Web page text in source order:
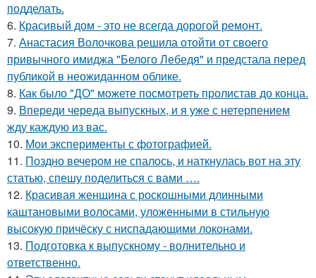
подделать.
6. Красивый дом - это не всегда дорогой ремонт.
7. Анастасия Волочкова решила отойти от своего
привычного имиджа "Белого Лебедя" и предстала перед
публикой в неожиданном облике.
8. Как было "ДО" можете посмотреть пролистав до конца.
9. Впереди череда выпускных, и я уже с нетерпением
жду каждую из вас.
10. Мои эксперименты с фотографией.
11. Поздно вечером не спалось, и наткнулась вот на эту
статью, спешу поделиться с вами ….
12. Красивая женщина с роскошными длинными
каштановыми волосами, уложенными в стильную
высокую причёску с ниспадающими локонами.
13. Подготовка к выпускному - волнительно и
ответственно.